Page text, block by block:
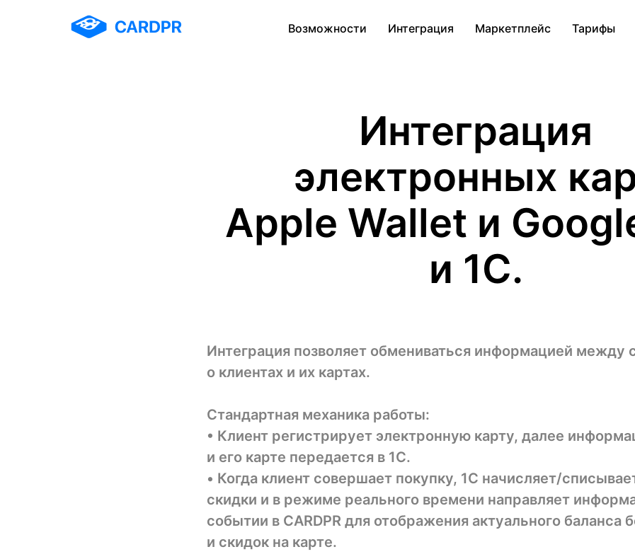
Возможности Интеграция Маркетплейс Тарифы
Интеграция
электронных
Apple Wallet и
и 1С.
Интеграция позволяет обмениваться информацией между
о клиентах и их картах.
Стандартная механика работы:
• Клиент регистрирует электронную карту, далее
и его карте передается в 1C.
• Когда клиент совершает покупку, 1C начисляет/
скидки и в режиме реального времени направляет
событии в CARDPR для отображения актуального баланса
и скидок на карте.